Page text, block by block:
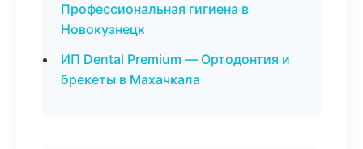
Профессиональная гигиена в
Новокузнецк
ИП Dental Premium — Ортодонтия и
брекеты в Махачкала